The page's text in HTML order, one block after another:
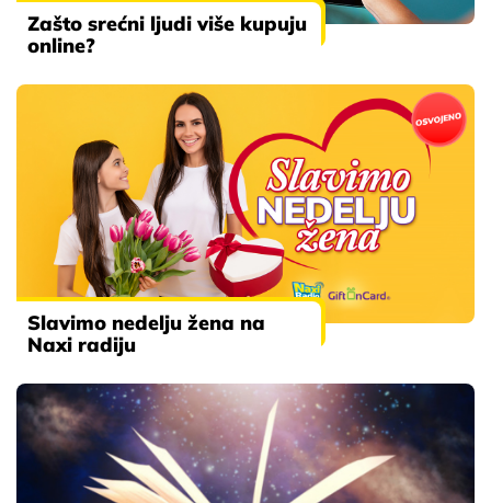
Zašto srećni ljudi više kupuju
online?
Slavimo nedelju žena na
Naxi radiju